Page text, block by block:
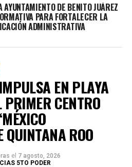
AYUNTAMIENTO DE BENITO JUÁREZ
PARA FORTALECER LA
ADMINISTRATIVA
EN PLAYA
CENTRO
ROO
el 7 agosto, 2026
5TO PODER